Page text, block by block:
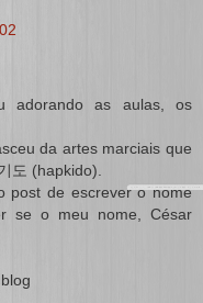
adorando as aulas, os
da artes marciais que
도 (hapkido).
post de escrever o nome
se o meu nome, César